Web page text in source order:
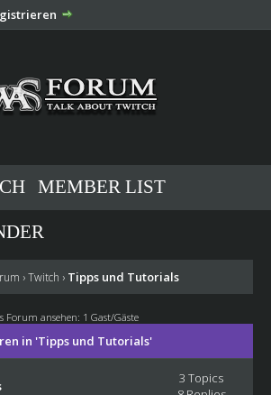
MEMBER LIST
›Twitch › Tipps und Tutorials
Forum ansehen: 1 Gast/Gäste
in 'Tipps und Tutorials'
3 Topics